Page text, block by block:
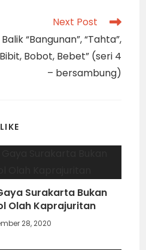
Next Post
“Bangunan”, “Tahta”,
Bobot, Bebet” (seri 4
– bersambung)
Surakarta Bukan
Olah Kaprajuritan
28, 2020